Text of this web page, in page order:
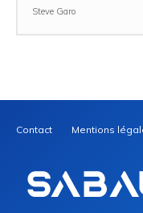
Steve Garo
Contact Mentions